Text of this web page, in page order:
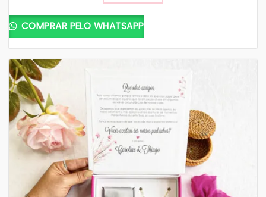
COMPRAR PELO WHATSAPP